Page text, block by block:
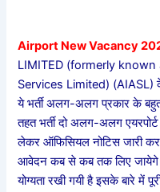
Airport New Vacancy
LIMITED (formerly
Services Limited) (AIASL)
ये भर्ती अलग-अलग प्रकार के
तहत भर्ती दो अलग-अलग एयरपोर्ट
लेकर ऑफिसियल नोटिस जारी कर
आवेदन कब से कब तक लिए जायेगे
योग्यता रखी गयी है इसके बारे में